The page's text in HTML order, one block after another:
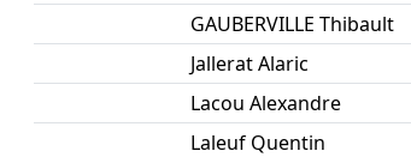
GAUBERVILLE Thibault
Jallerat Alaric
Lacou Alexandre
Laleuf Quentin